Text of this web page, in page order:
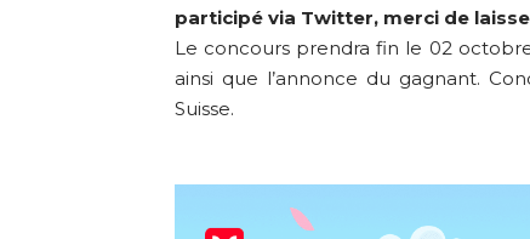
participé via Twitter, merci de
Le concours prendra fin le 02
ainsi que l’annonce du gagnant.
Suisse.